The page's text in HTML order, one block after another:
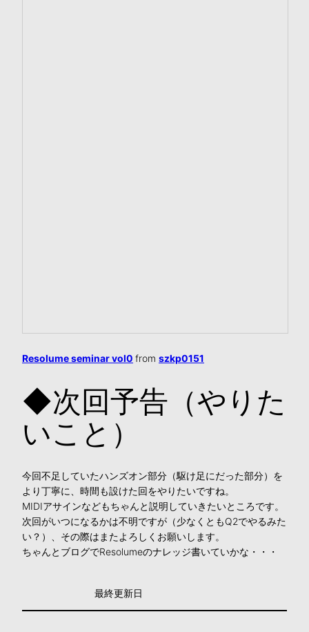
Resolume seminar vol0 from szkp0151
◆次回予告（やりた
いこと）
今回不足していたハンズオン部分（駆け足にだった部分）を
より丁寧に、時間も設けた回をやりたいですね。
MIDIアサインなどもちゃんと説明していきたいところです。
次回がいつになるかは不明ですが（少なくともQ2でやるみた
い？）、その際はまたよろしくお願いします。
ちゃんとブログでResolumeのナレッジ書いていかな・・・
最終更新日